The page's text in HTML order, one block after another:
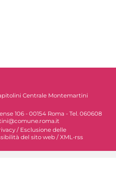
Centrale Montemartini
106 - 00154 Roma - Tel. 060608
/ Esclusione delle
del sito web / XML-rss